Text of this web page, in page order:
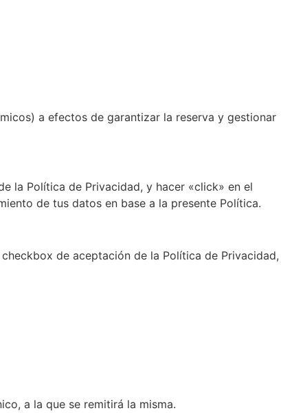
a efectos de garantizar la reserva y gestionar
la Política de Privacidad, y hacer «click» en el
de tus datos en base a la presente Política.
de aceptación de la Política de Privacidad,
a la que se remitirá la misma.